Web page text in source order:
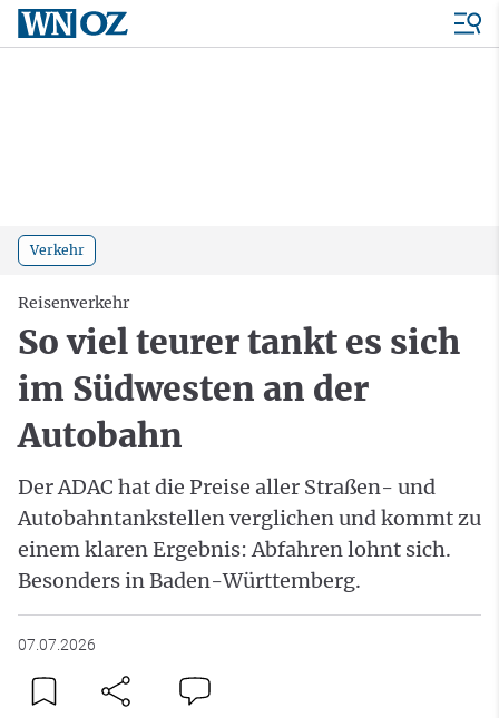
Verkehr
Reisenverkehr
So viel teurer tankt es sich
im Südwesten an der
Autobahn
Der ADAC hat die Preise aller Straßen- und
Autobahntankstellen verglichen und kommt zu
einem klaren Ergebnis: Abfahren lohnt sich.
Besonders in Baden-Württemberg.
07.07.2026